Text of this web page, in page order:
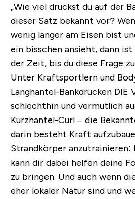
„Wie viel drückst du auf der
dieser Satz bekannt vor?
wenig länger am Eisen bist
ein bisschen ansieht, dann ist
der Zeit, bis du diese Frage
Unter Kraftsportlern und
Langhantel-Bankdrücken DIE
schlechthin und vermutlich
Kurzhantel-Curl – die
darin besteht Kraft
Strandkörper anzutrainieren:
kann dir dabei helfen deine
zu bringen. Und auch wenn
eher lokaler Natur sind und